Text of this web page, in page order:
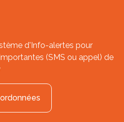
d'Info-alertes pour
(SMS ou appel) de